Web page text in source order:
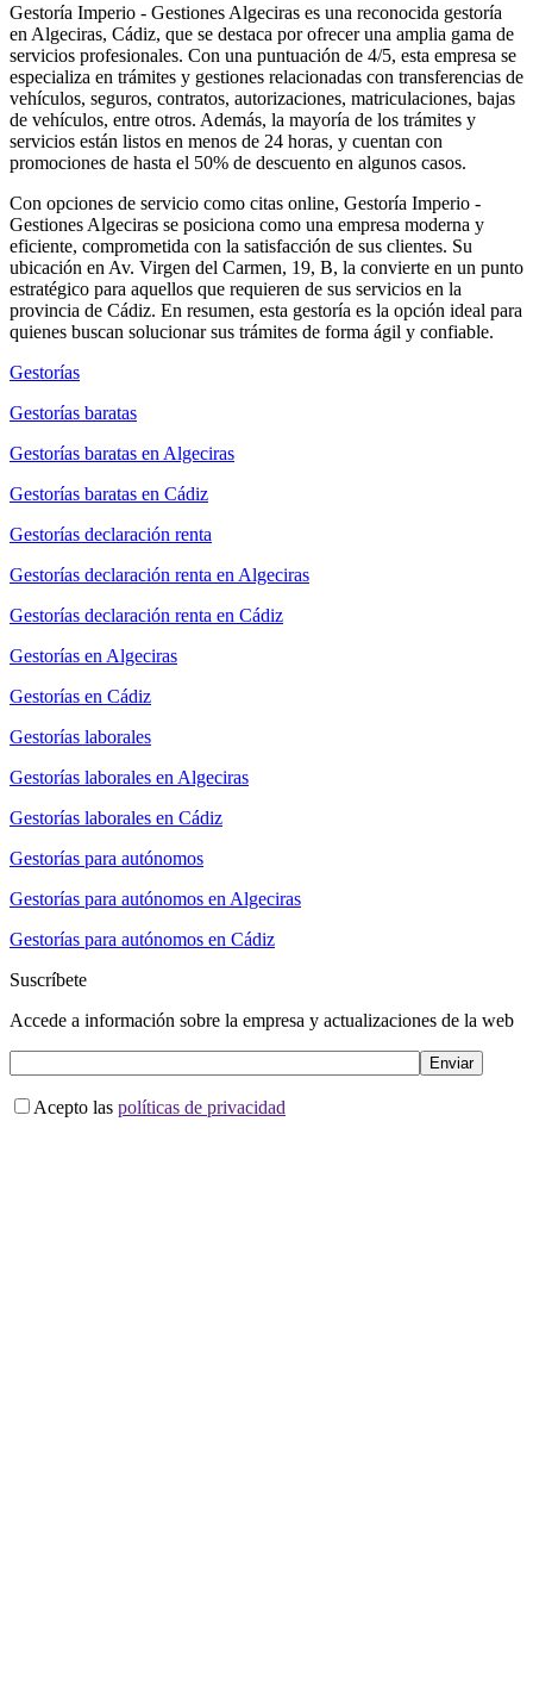
Gestoría Imperio - Gestiones Algeciras es una reconocida gestoría
en Algeciras, Cádiz, que se destaca por ofrecer una amplia gama de
servicios profesionales. Con una puntuación de 4/5, esta empresa se
especializa en trámites y gestiones relacionadas con transferencias de
vehículos, seguros, contratos, autorizaciones, matriculaciones, bajas
de vehículos, entre otros. Además, la mayoría de los trámites y
servicios están listos en menos de 24 horas, y cuentan con
promociones de hasta el 50% de descuento en algunos casos.
Con opciones de servicio como citas online, Gestoría Imperio -
Gestiones Algeciras se posiciona como una empresa moderna y
eficiente, comprometida con la satisfacción de sus clientes. Su
ubicación en Av. Virgen del Carmen, 19, B, la convierte en un punto
estratégico para aquellos que requieren de sus servicios en la
provincia de Cádiz. En resumen, esta gestoría es la opción ideal para
quienes buscan solucionar sus trámites de forma ágil y confiable.
Gestorías
Gestorías baratas
Gestorías baratas en Algeciras
Gestorías baratas en Cádiz
Gestorías declaración renta
Gestorías declaración renta en Algeciras
Gestorías declaración renta en Cádiz
Gestorías en Algeciras
Gestorías en Cádiz
Gestorías laborales
Gestorías laborales en Algeciras
Gestorías laborales en Cádiz
Gestorías para autónomos
Gestorías para autónomos en Algeciras
Gestorías para autónomos en Cádiz
Suscríbete
Accede a información sobre la empresa y actualizaciones de la web
Acepto las políticas de privacidad